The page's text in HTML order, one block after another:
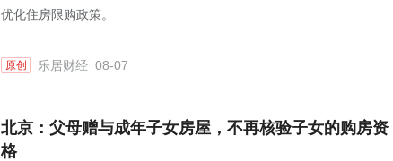
优化住房限购政策。
原创 乐居财经 08-07
北京：父母赠与成年子女房屋，不再核验子女的购房资
格